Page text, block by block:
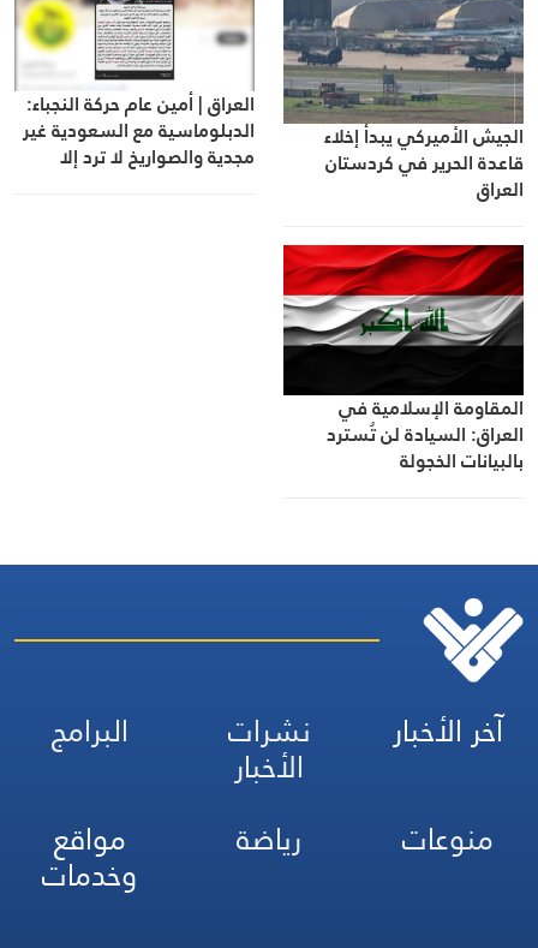
الجيش الأميركي يبدأ إخلاء
قاعدة الحرير في كردستان
العراق
العراق | أمين عام حركة النجباء:
الدبلوماسية مع السعودية غير
مجدية والصواريخ لا ترد إلا
المقاومة الإسلامية في
العراق: السيادة لن تُسترد
بالبيانات الخجولة
آخر الأخبار نشرات
الأخبار
البرامج
منوعات
رياضة مواقع
وخدمات